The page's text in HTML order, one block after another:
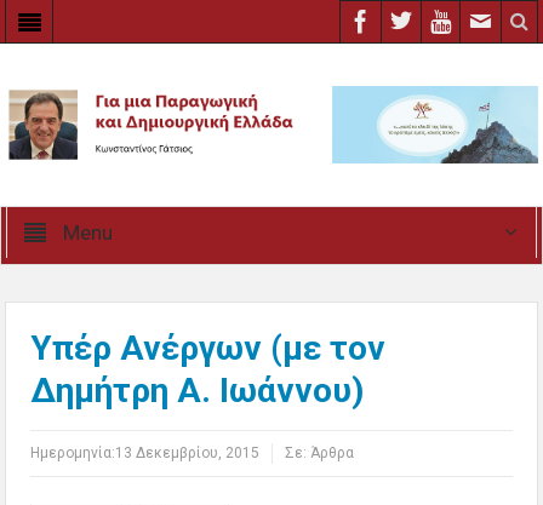
Menu
Υπέρ Ανέργων (με τον
Δημήτρη Α. Ιωάννου)
Ημερομηνία:13 Δεκεμβρίου, 2015 Σε:Άρθρα